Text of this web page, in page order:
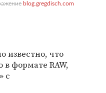
blog.gregdisch.com
известно, что
формате RAW,
с